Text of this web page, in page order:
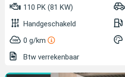
110 PK (81 KW)
Handgeschakeld
0 g/km
Btw verrekenbaar